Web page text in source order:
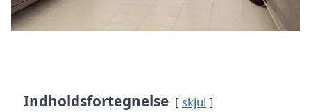
Indholdsfortegnelse skjul